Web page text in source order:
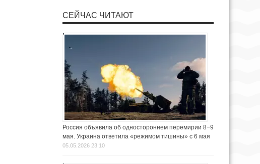
СЕЙЧАС ЧИТАЮТ
Россия объявила об одностороннем перемирии 8−9
мая. Украина ответила «режимом тишины» с 6 мая
05.05.2026 23:10